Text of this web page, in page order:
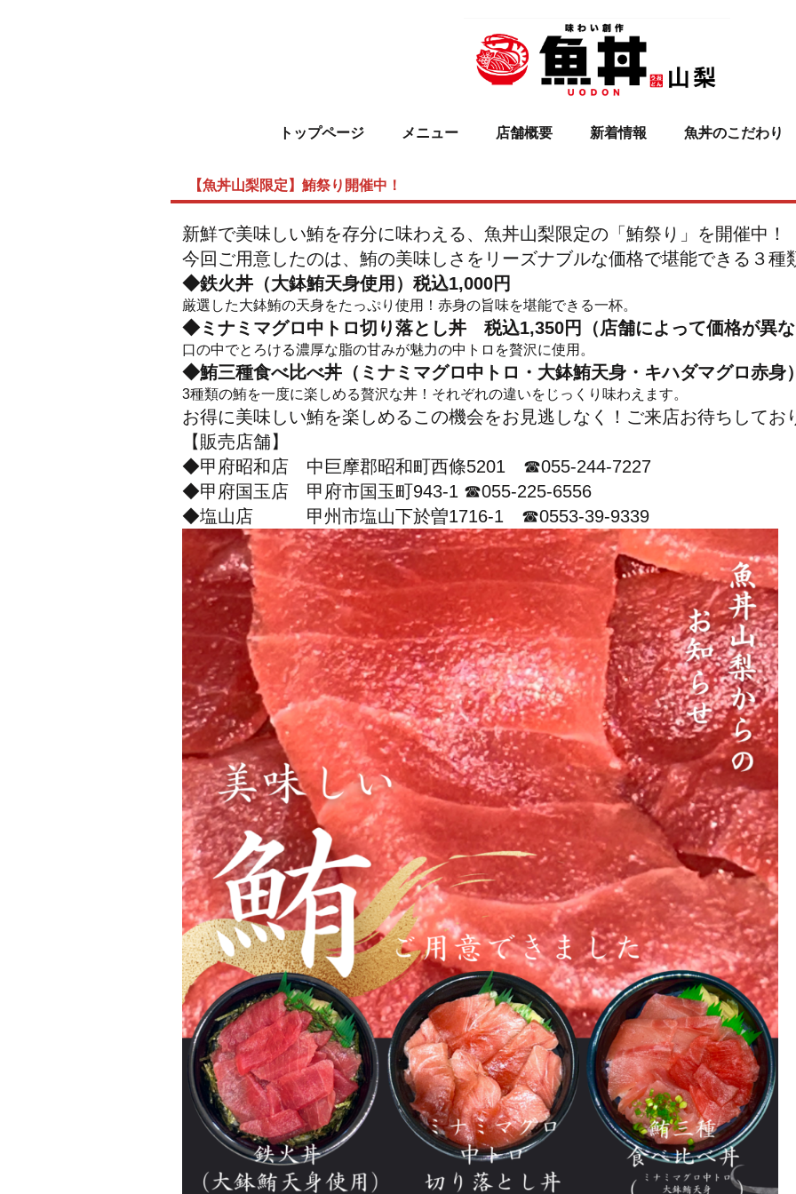
トップページ メニュー 店舗概要 新着情報 魚丼のこだわり
【魚丼山梨限定】鮪祭り開催中！
新鮮で美味しい鮪を存分に味わえる、魚丼山梨限定の「鮪祭り」を開催中！
今回ご用意したのは、鮪の美味しさをリーズナブルな価格で堪能できる３種
◆鉄火丼（大鉢鮪天身使用）税込1,000円
厳選した大鉢鮪の天身をたっぷり使用！赤身の旨味を堪能できる一杯。
◆ミナミマグロ中トロ切り落とし丼 税込1,350円（店舗によって価格が異
口の中でとろける濃厚な脂の甘みが魅力の中トロを贅沢に使用。
◆鮪三種食べ比べ丼（ミナミマグロ中トロ・大鉢鮪天身・キハダマグロ赤身
3種類の鮪を一度に楽しめる贅沢な丼！それぞれの違いをじっくり味わえます。
お得に美味しい鮪を楽しめるこの機会をお見逃しなく！ご来店お待ちしてお
【販売店舗】
◆甲府昭和店 中巨摩郡昭和町西條5201 ☎055-244-7227
◆甲府国玉店 甲府市国玉町943-1 ☎055-225-6556
◆塩山店 甲州市塩山下於曽1716-1 ☎0553-39-9339